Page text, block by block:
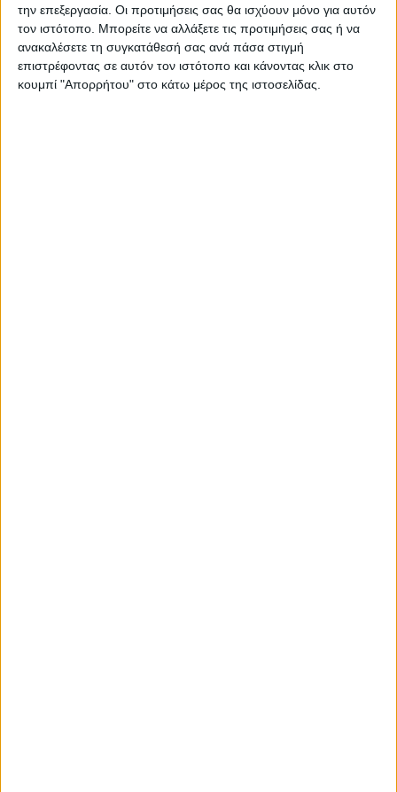
την επεξεργασία. Οι προτιμήσεις σας θα ισχύουν μόνο για αυτόν
τον ιστότοπο. Μπορείτε να αλλάξετε τις προτιμήσεις σας ή να
ανακαλέσετε τη συγκατάθεσή σας ανά πάσα στιγμή
επιστρέφοντας σε αυτόν τον ιστότοπο και κάνοντας κλικ στο
κουμπί "Απορρήτου" στο κάτω μέρος της ιστοσελίδας.